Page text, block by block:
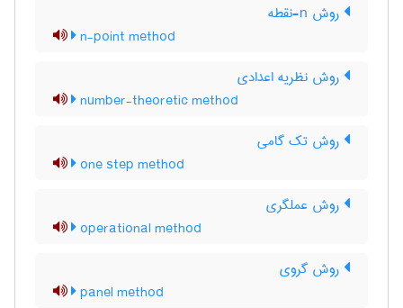
روش n-نقطه
n-point method
روش نظریه اعدادی
number-theoretic method
روش تک گامی
one step method
روش عملگری
operational method
روش گروی
panel method